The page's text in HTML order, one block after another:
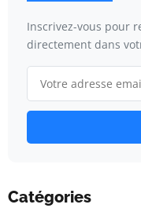
Inscrivez-vous pour
directement dans
Catégories